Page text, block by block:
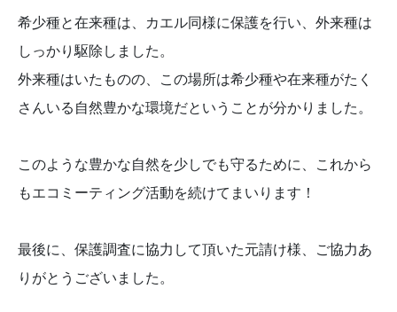
希少種と在来種は、カエル同様に保護を行い、外来種は
しっかり駆除しました。
外来種はいたものの、この場所は希少種や在来種がたく
さんいる自然豊かな環境だということが分かりました。
このような豊かな自然を少しでも守るために、これから
もエコミーティング活動を続けてまいります！
最後に、保護調査に協力して頂いた元請け様、ご協力あ
りがとうございました。